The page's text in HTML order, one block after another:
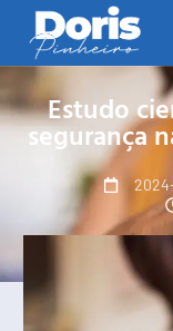
Estudo
segurança